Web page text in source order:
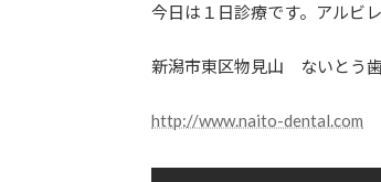
新
時
今日は１日診療です。アルビ
新潟市東区物見山 ないとう
http://www.naito-dental.com